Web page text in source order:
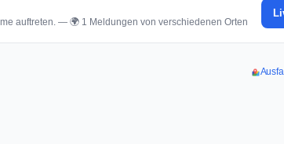
auftreten. — 🌍 1 Meldungen von verschiedenen Orten